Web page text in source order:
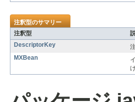
注釈型のサマリー
注釈型
DescriptorKey
MXBean